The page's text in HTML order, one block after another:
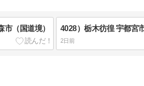
市（国道境）
2日前